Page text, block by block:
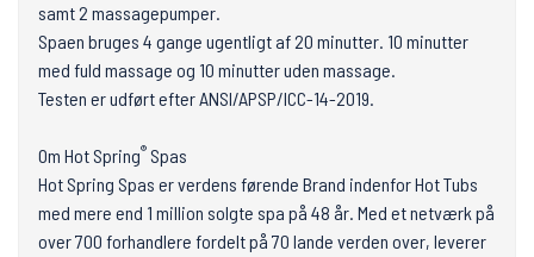
samt 2 massagepumper.
Spaen bruges 4 gange ugentligt af 20 minutter. 10 minutter
med fuld massage og 10 minutter uden massage.
Testen er udført efter ANSI/APSP/ICC-14-2019.
Om Hot Spring® Spas
Hot Spring Spas er verdens førende Brand indenfor Hot Tubs
med mere end 1 million solgte spa på 48 år. Med et netværk på
over 700 forhandlere fordelt på 70 lande verden over, leverer